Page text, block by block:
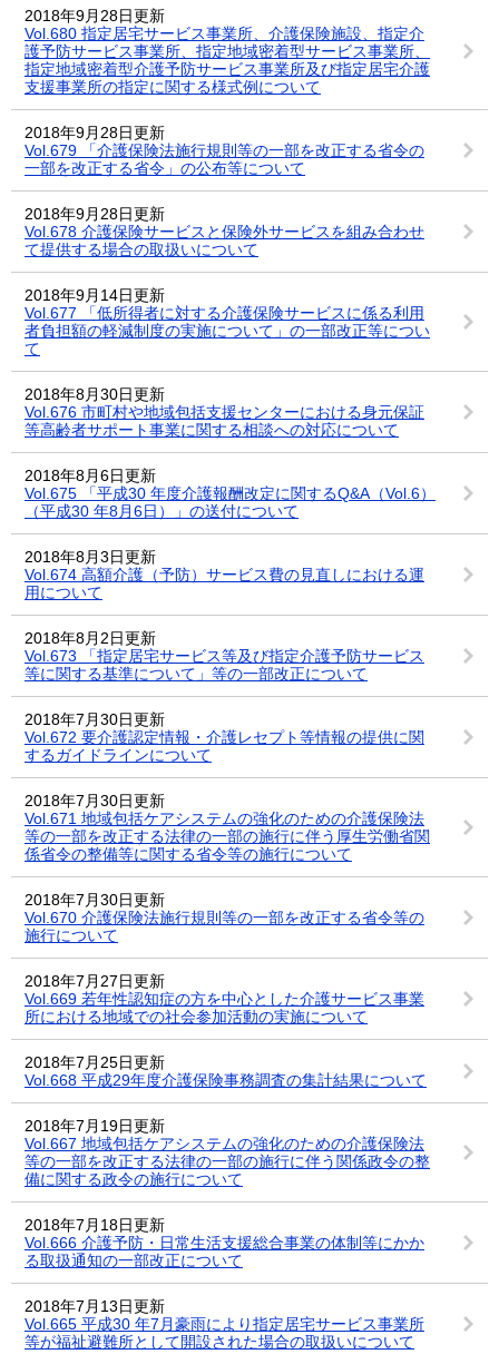
2018年9月28日更新
Vol.680 指定居宅サービス事業所、介護保険施設、指定介
護予防サービス事業所、指定地域密着型サービス事業所、
指定地域密着型介護予防サービス事業所及び指定居宅介護
支援事業所の指定に関する様式例について
2018年9月28日更新
Vol.679 「介護保険法施行規則等の一部を改正する省令の
一部を改正する省令」の公布等について
2018年9月28日更新
Vol.678 介護保険サービスと保険外サービスを組み合わせ
て提供する場合の取扱いについて
2018年9月14日更新
Vol.677 「低所得者に対する介護保険サービスに係る利用
者負担額の軽減制度の実施について」の一部改正等につい
て
2018年8月30日更新
Vol.676 市町村や地域包括支援センターにおける身元保証
等高齢者サポート事業に関する相談への対応について
2018年8月6日更新
Vol.675 「平成30 年度介護報酬改定に関するQ&A（Vol.6）
（平成30 年8月6日）」の送付について
2018年8月3日更新
Vol.674 高額介護（予防）サービス費の見直しにおける運
用について
2018年8月2日更新
Vol.673 「指定居宅サービス等及び指定介護予防サービス
等に関する基準について」等の一部改正について
2018年7月30日更新
Vol.672 要介護認定情報・介護レセプト等情報の提供に関
するガイドラインについて
2018年7月30日更新
Vol.671 地域包括ケアシステムの強化のための介護保険法
等の一部を改正する法律の一部の施行に伴う厚生労働省関
係省令の整備等に関する省令等の施行について
2018年7月30日更新
Vol.670 介護保険法施行規則等の一部を改正する省令等の
施行について
2018年7月27日更新
Vol.669 若年性認知症の方を中心とした介護サービス事業
所における地域での社会参加活動の実施について
2018年7月25日更新
Vol.668 平成29年度介護保険事務調査の集計結果について
2018年7月19日更新
Vol.667 地域包括ケアシステムの強化のための介護保険法
等の一部を改正する法律の一部の施行に伴う関係政令の整
備に関する政令の施行について
2018年7月18日更新
Vol.666 介護予防・日常生活支援総合事業の体制等にかか
る取扱通知の一部改正について
2018年7月13日更新
Vol.665 平成30 年7月豪雨により指定居宅サービス事業所
等が福祉避難所として開設された場合の取扱いについて